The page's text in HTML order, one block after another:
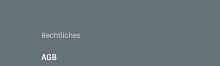
Rechtliches
AGB